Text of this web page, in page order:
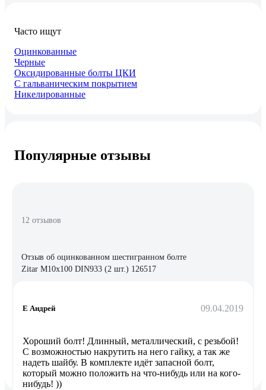
Часто ищут
Оцинкованные
Черные
Оксидированные болты ЦКИ
С гальваническим покрытием
Никелированные
Популярные отзывы
12 отзывов
Отзыв об оцинкованном шестигранном болте
Zitar М10х100 DIN933 (2 шт.) 126517
Е Андрей 09.04.2019
Хороший болт! Длинный, металлический, с резьбой!
С возможностью накрутить на него гайку, а так же
надеть шайбу. В комплекте идёт запасной болт,
который можно положить на что-нибудь или на кого-
нибудь! ))